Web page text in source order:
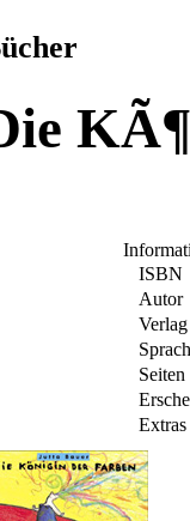
ISBN
Autor
Verlag
Seiten
Extras